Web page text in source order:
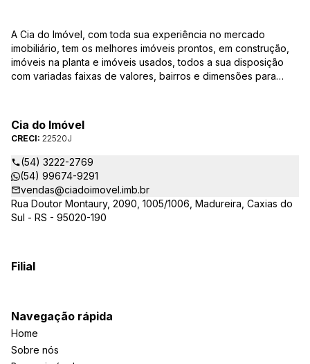
A Cia do Imóvel, com toda sua experiência no mercado
imobiliário, tem os melhores imóveis prontos, em construção,
imóveis na planta e imóveis usados, todos a sua disposição
com variadas faixas de valores, bairros e dimensões para
estarão sempre prontos para responder-lhe todas as suas
dúvidas sobre casas, apartamentos, terrenos, salas comerciais
e outros produtos imobiliários.
Cia do Imóvel
CRECI: 22520J
(54) 3222-2769
(54) 99674-9291
vendas@ciadoimovel.imb.br
Rua Doutor Montaury, 2090, 1005/1006, Madureira, Caxias do
Sul - RS - 95020-190
Filial
Navegação rápida
Home
Sobre nós